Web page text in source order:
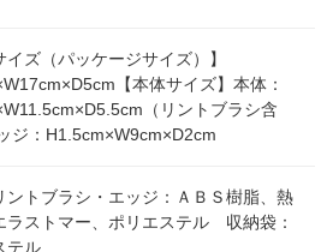
イズ（パッケージサイズ）】
【本体サイズ】本体：
（リントブラシ含
ジ：H1.5cm×W9cm×D2cm
ントブラシ・エッジ：ＡＢＳ樹脂、熱
ラストマー、ポリエステル 収納袋：
テル